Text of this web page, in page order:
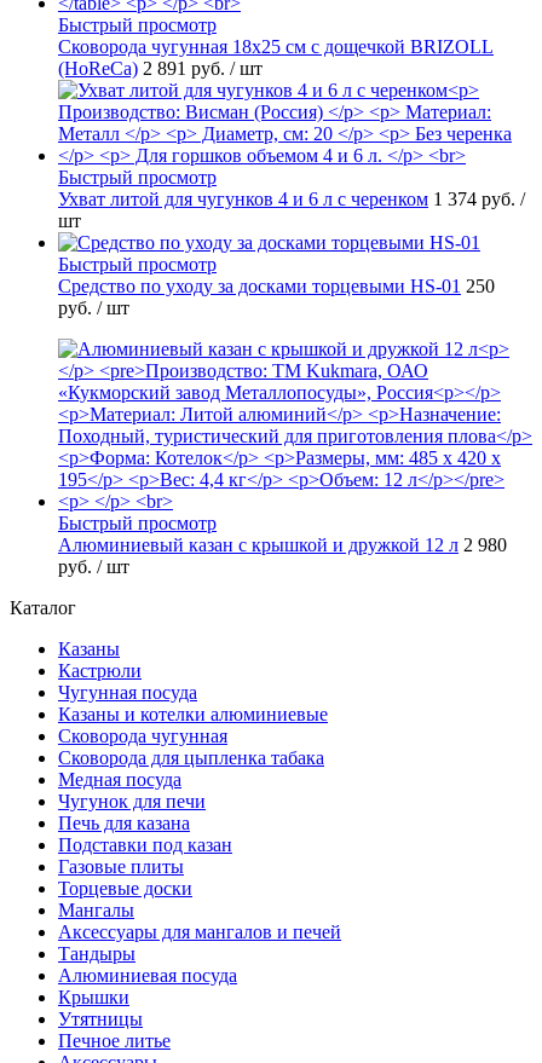
Быстрый просмотр
Сковорода чугунная 18х25 см с дощечкой BRIZOLL
(HoReCa) 2 891 руб. / шт
Быстрый просмотр
Ухват литой для чугунков 4 и 6 л с черенком 1 374 руб. /
шт
Быстрый просмотр
Средство по уходу за досками торцевыми HS-01 250
руб. / шт
Быстрый просмотр
Алюминиевый казан с крышкой и дружкой 12 л 2 980
руб. / шт
Каталог
Казаны
Кастрюли
Чугунная посуда
Казаны и котелки алюминиевые
Сковорода чугунная
Сковорода для цыпленка табака
Медная посуда
Чугунок для печи
Печь для казана
Подставки под казан
Газовые плиты
Торцевые доски
Мангалы
Аксессуары для мангалов и печей
Тандыры
Алюминиевая посуда
Крышки
Утятницы
Печное литье